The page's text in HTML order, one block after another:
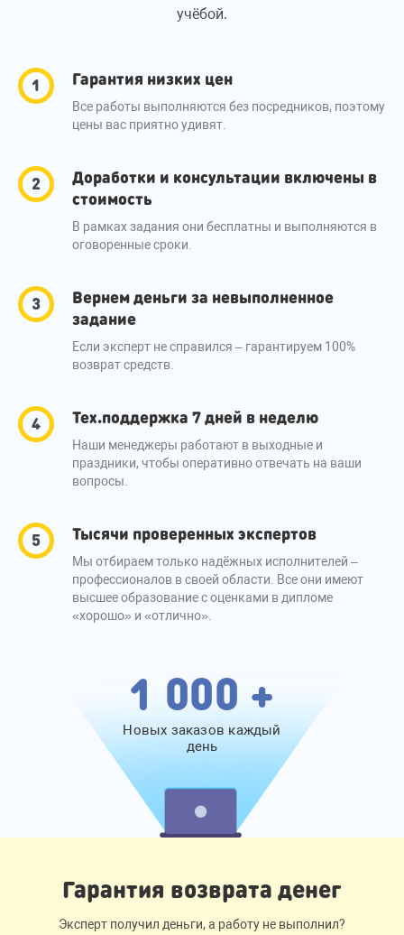
учёбой.
Гарантия низких цен
Все работы выполняются без посредников, поэтому
цены вас приятно удивят.
Доработки и консультации включены в
стоимость
В рамках задания они бесплатны и выполняются в
оговоренные сроки.
Вернем деньги за невыполненное
задание
Если эксперт не справился – гарантируем 100%
возврат средств.
Тех.поддержка 7 дней в неделю
Наши менеджеры работают в выходные и
праздники, чтобы оперативно отвечать на ваши
вопросы.
Тысячи проверенных экспертов
Мы отбираем только надёжных исполнителей –
профессионалов в своей области. Все они имеют
высшее образование с оценками в дипломе
«хорошо» и «отлично».
1 000 +
Новых заказов каждый
день
Гарантия возврата денег
Эксперт получил деньги, а работу не выполнил?